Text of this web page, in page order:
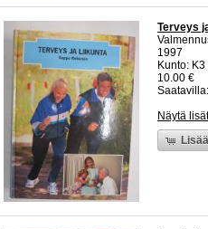
Terveys
1997
Kunto:
10.00 €
Näytä